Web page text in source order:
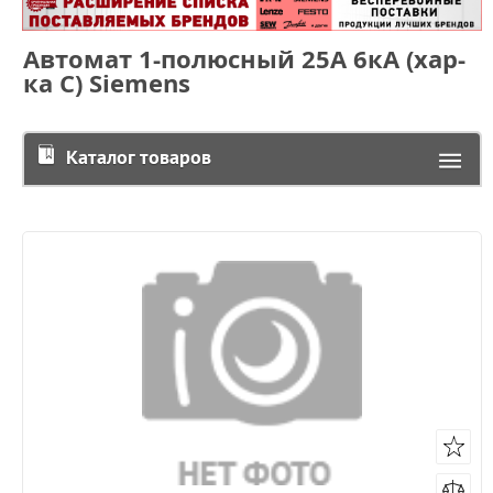
Автомат 1-полюсный 25А 6кА (хар-
ка C) Siemens
Каталог товаров